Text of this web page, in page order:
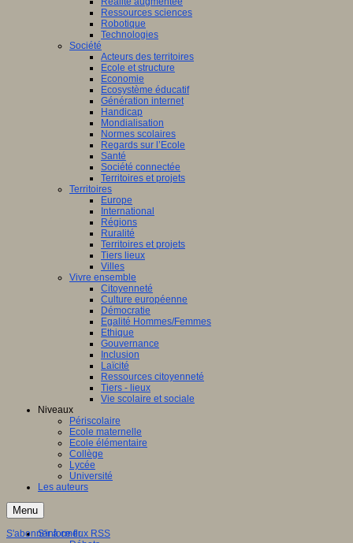
Ressources sciences
Robotique
Technologies
Société
Acteurs des territoires
Ecole et structure
Economie
Ecosystème éducatif
Génération internet
Handicap
Mondialisation
Normes scolaires
Regards sur l’Ecole
Santé
Société connectée
Territoires et projets
Territoires
Europe
International
Régions
Ruralité
Territoires et projets
Tiers lieux
Villes
Vivre ensemble
Citoyenneté
Culture européenne
Démocratie
Egalité Hommes/Femmes
Ethique
Gouvernance
Inclusion
Laïcité
Ressources citoyenneté
Tiers - lieux
Vie scolaire et sociale
Niveaux
Périscolaire
Ecole maternelle
Ecole élémentaire
Collège
Lycée
Université
Les auteurs
Menu
S'informer
S'abonner à ce flux RSS